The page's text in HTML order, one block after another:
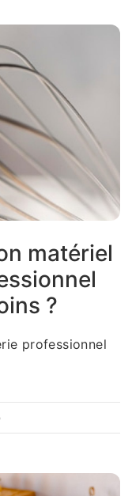
matériel
?
professionnel